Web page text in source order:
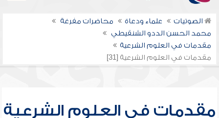
الصوتيات علماء ودعاة
محاضرات مفرغة
محمد الحسن الددو الشنقيطي
مقدمات في العلوم الشرعية
مقدمات في العلوم الشرعية [31]
مقدمات في العلوم الشرعية